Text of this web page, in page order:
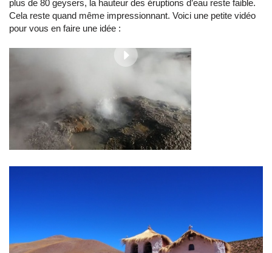
plus de 80 geysers, la hauteur des éruptions d’eau reste faible.
Cela reste quand même impressionnant. Voici une petite vidéo
pour vous en faire une idée :